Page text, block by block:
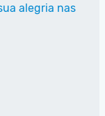
alegria nas